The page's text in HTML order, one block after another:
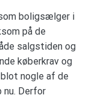
boligsælger i
på de
salgstiden og
køberkrav og
nogle af de
Derfor